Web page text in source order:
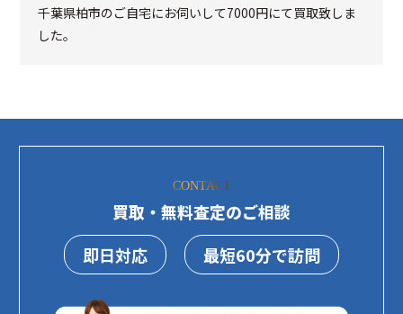
千葉県柏市のご自宅にお伺いして7000円にて買取致しま
した。
CONTACT
買取・無料査定のご相談
即日対応
最短60分で訪問